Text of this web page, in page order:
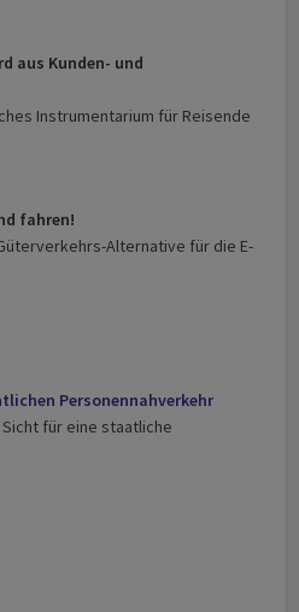
aus Kunden- und
Instrumentarium für Reisende
fahren!
Alternative für die E-
Personennahverkehr
für eine staatliche